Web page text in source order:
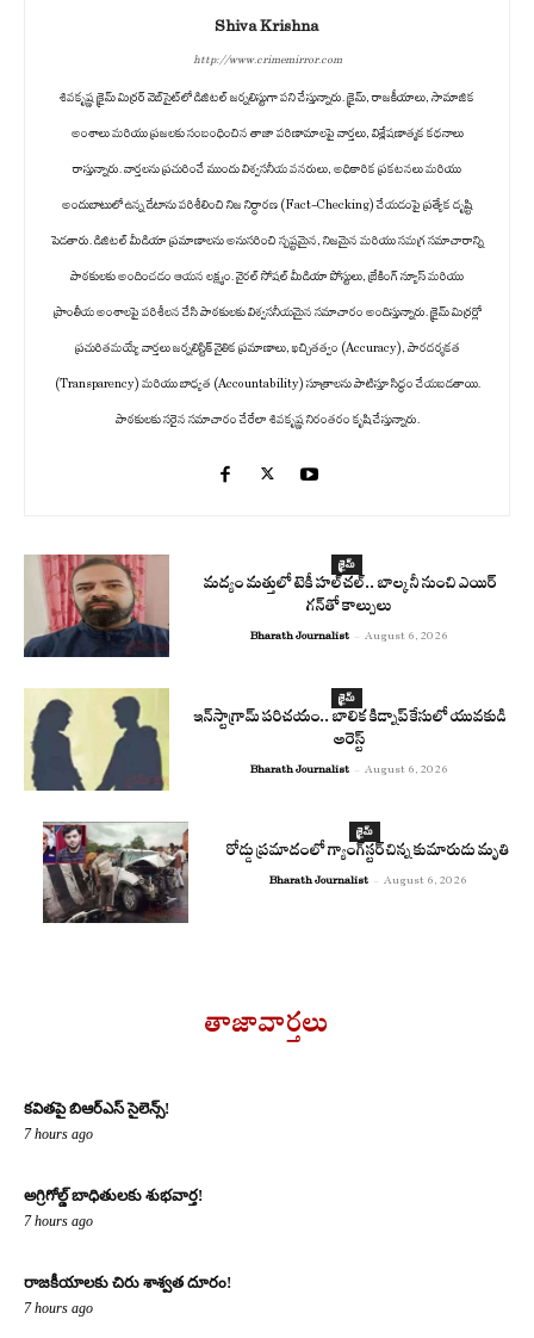
Shiva Krishna
http://www.crimemirror.com
శివకృష్ణ క్రైమ్ మిర్రర్ వెబ్‌సైట్‌లో డిజిటల్ జర్నలిస్టుగా పని చేస్తున్నారు. క్రైమ్, రాజకీయాలు, సామాజిక
అంశాలు మరియు ప్రజలకు సంబంధించిన తాజా పరిణామాలపై వార్తలు, విశ్లేషణాత్మక కథనాలు
రాస్తున్నారు. వార్తలను ప్రచురించే ముందు విశ్వసనీయ వనరులు, అధికారిక ప్రకటనలు మరియు
అందుబాటులో ఉన్న డేటాను పరిశీలించి నిజ నిర్ధారణ (Fact-Checking) చేయడంపై ప్రత్యేక దృష్టి
పెడతారు. డిజిటల్ మీడియా ప్రమాణాలను అనుసరించి స్పష్టమైన, నిజమైన మరియు సమగ్ర సమాచారాన్ని
పాఠకులకు అందించడం ఆయన లక్ష్యం. వైరల్ సోషల్ మీడియా పోస్టులు, బ్రేకింగ్ న్యూస్ మరియు
ప్రాంతీయ అంశాలపై పరిశీలన చేసి పాఠకులకు విశ్వసనీయమైన సమాచారం అందిస్తున్నారు. క్రైమ్ మిర్రర్లో
ప్రచురితమయ్యే వార్తలు జర్నలిస్టిక్ నైతిక ప్రమాణాలు, ఖచ్చితత్వం (Accuracy), పారదర్శకత
(Transparency) మరియు బాధ్యత (Accountability) సూత్రాలను పాటిస్తూ సిద్ధం చేయబడతాయి.
పాఠకులకు సరైన సమాచారం చేరేలా శివకృష్ణ నిరంతరం కృషి చేస్తున్నారు.
క్రైమ్
మద్యం మత్తులో టెకీ హల్‌చల్.. బాల్కనీ నుంచి ఎయిర్
గన్‌తో కాల్పులు
Bharath Journalist - August 6, 2026
క్రైమ్
ఇన్‌స్టాగ్రామ్ పరిచయం.. బాలిక కిడ్నాప్ కేసులో యువకుడి
అరెస్ట్
Bharath Journalist - August 6, 2026
క్రైమ్
రోడ్డు ప్రమాదంలో గ్యాంగ్‌స్టర్ చిన్న కుమారుడు మృతి
Bharath Journalist - August 6, 2026
తాజావార్తలు
కవితపై బిఆర్ఎస్ సైలెన్స్!
7 hours ago
అగ్రిగోల్డ్ బాధితులకు శుభవార్త!
7 hours ago
రాజకీయాలకు చిరు శాశ్వత దూరం!
7 hours ago